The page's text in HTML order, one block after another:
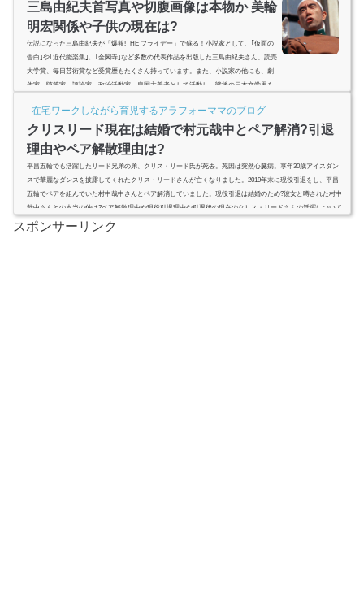
三島由紀夫首写真や切腹画像は本物か 美輪
明宏関係や子供の現在は?
伝説になった三島由紀夫が「爆報!THE フライデー」で蘇る！小説家として、｢仮面の
告白｣や｢近代能楽集｣、｢金閣寺｣など多数の代表作品を出版した三島由紀夫さん。読売
大学賞、毎日芸術賞など受賞歴もたくさん持っています。また、小説家の他にも、劇
作家、随筆家、評論家、政治活動家、皇国主義者として活動し、戦後の日本文学界を
ても広く認められた方です。さらに、国際放送されたテレビ番組に初めて出演した方
でもあります。今回は、そんな三島由紀夫...
在宅ワークしながら育児するアラフォーママのブログ
クリスリード現在は結婚で村元哉中とペア解消?引退
理由やペア解散理由は?
平昌五輪でも活躍したリード兄弟の弟、クリス・リード氏が死去。死因は突然心臓病。享年30歳アイスダン
スで華麗なダンスを披露してくれたクリス・リードさんが亡くなりました。2019年末に現役引退をし、平昌
五輪でペアを組んでいた村中哉中さんとペア解消していました。現役引退は結婚のため?彼女と噂された村中
哉中さんとの本当の仲は?ペア解散理由や現役引退理由や引退後の現在のクリス・リードさんの活躍について
調べてみました。 (adsbygoogle = window.adsbygoogle || ).push({ google_ad_client: "ca-pub-4735...
スポンサーリンク